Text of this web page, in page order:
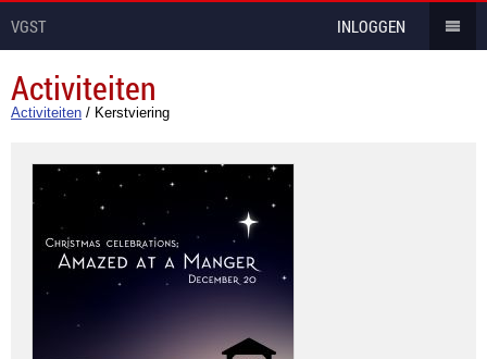
VGST INLOGGEN
Activiteiten
Activiteiten / Kerstviering